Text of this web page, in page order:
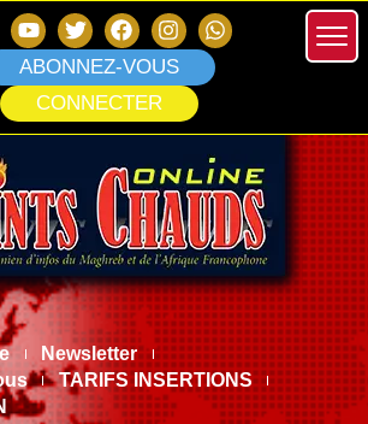
ABONNEZ-VOUS
CONNECTER
Newsletter
TARIFS INSERTIONS